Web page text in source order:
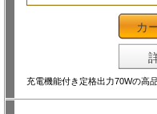
カ
充電機能付き定格出力70Wの高